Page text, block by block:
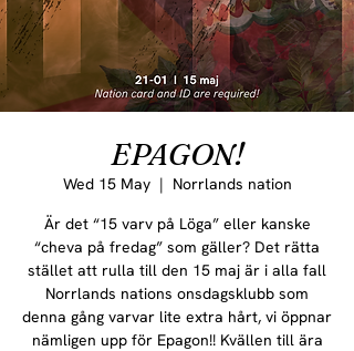
EPAGON!
Wed 15 May
  |
Norrlands nation
Är det “15 varv på Löga” eller kanske
“cheva på fredag” som gäller? Det rätta
stället att rulla till den 15 maj är i alla fall
Norrlands nations onsdagsklubb som
denna gång varvar lite extra hårt, vi öppnar
nämligen upp för Epagon!! Kvällen till ära